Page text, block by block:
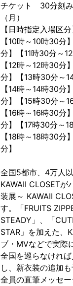
チケット　30分刻
（月）
【日時指定入場区分
【10時～10時30分
分】【11時30分～12
【12時～12時30分
分】【13時30分～14
【14時～14時30分
分】【15時30分～16
【16時～16時30分
分】【17時30分～18
【18時～18時30分
分】
全国5都市、4万⼈
KAWAII CLOSETが
装展～ KAWAII
す。「FRUITS
STEADY」、「
STAR」を加えた、
ブ・MVなどで実際
全国を巡らなけれ
し、新⾐装の追加
全員の直筆メッセ